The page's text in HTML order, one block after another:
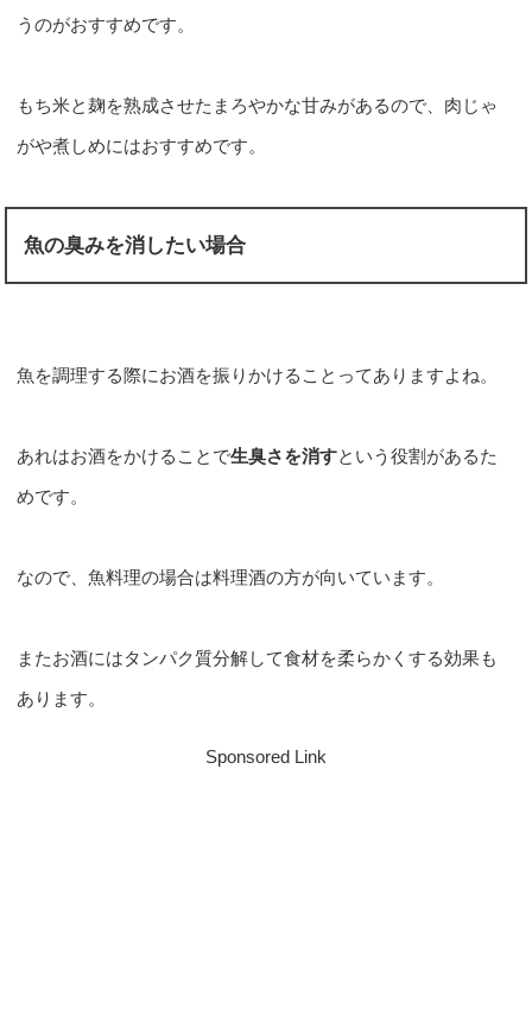
うのがおすすめです。
もち米と麹を熟成させたまろやかな甘みがあるので、肉じゃ
がや煮しめにはおすすめです。
魚の臭みを消したい場合
魚を調理する際にお酒を振りかけることってありますよね。
あれはお酒をかけることで生臭さを消すという役割があるた
めです。
なので、魚料理の場合は料理酒の方が向いています。
またお酒にはタンパク質分解して食材を柔らかくする効果も
あります。
Sponsored Link